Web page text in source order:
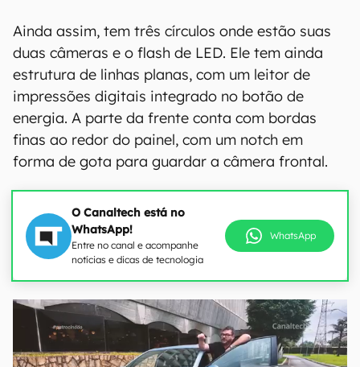
Ainda assim, tem três círculos onde estão suas
duas câmeras e o flash de LED. Ele tem ainda
estrutura de linhas planas, com um leitor de
impressões digitais integrado no botão de
energia. A parte da frente conta com bordas
finas ao redor do painel, com um notch em
forma de gota para guardar a câmera frontal.
O Canaltech está no
WhatsApp!
Entre no canal e acompanhe
notícias e dicas de tecnologia
WhatsApp